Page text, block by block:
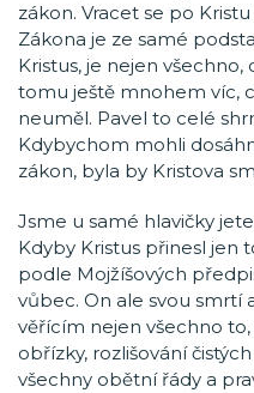
zákon. Vracet se po
Zákona je ze samé
Kristus, je nejen
tomu ještě mnohem víc,
neuměl. Pavel to celé
Kdybychom mohli
zákon, byla by Kristova
Jsme u samé hlavičky
Kdyby Kristus přinesl jen
podle Mojžíšových
vůbec. On ale svou smrtí
věřícím nejen všechno
obřízky, rozlišování
všechny obětní řády a